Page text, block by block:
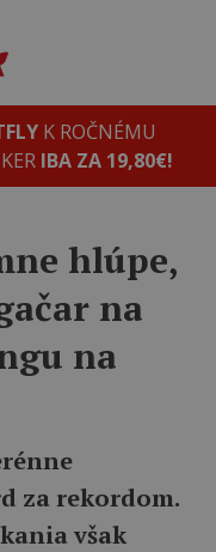
K ROČNÉMU
IBA ZA 19,80€!
hlúpe,
na
na
za rekordom.
však